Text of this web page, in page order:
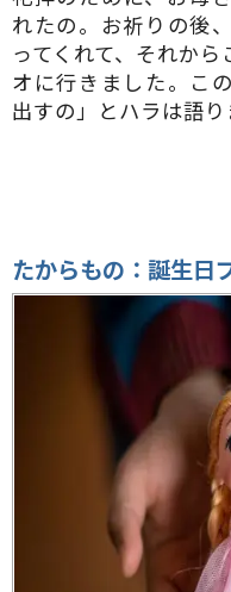
れたの。お祈りの後
ってくれて、それか
オに行きました。こ
出すの」とハラは語り
たからもの：誕生日